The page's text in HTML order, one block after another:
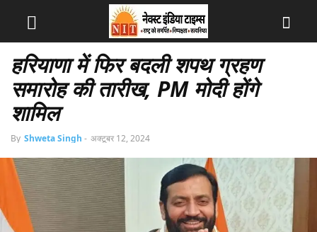
हरियाणा में फिर बदली शपथ ग्रहण
समारोह की तारीख, PM मोदी होंगे
शामिल
By Shweta Singh - अक्टूबर 12, 2024